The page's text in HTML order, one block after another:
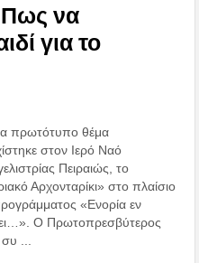
Πως να
για το
πρωτότυπο θέμα
στον Ιερό Ναό
Πειραιώς, το
Αρχονταρίκι» στο πλαίσιο
«Ενορία εν
Ο Πρωτοπρεσβύτερος
...